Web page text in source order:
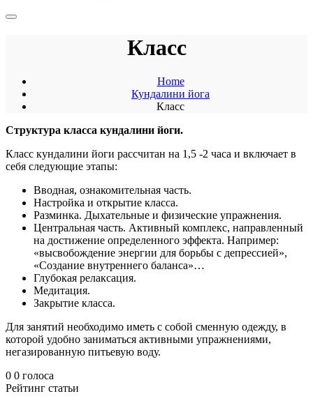
Класс
Home
Кундалини йога
Класс
Структура класса кундалини йоги.
Класс кундалини йоги рассчитан на 1,5 -2 часа и включает в
себя следующие этапы:
Вводная, ознакомительная часть.
Настройка и открытие класса.
Разминка. Дыхательные и физические упражнения.
Центральная часть. Активный комплекс, направленный
на достижение определенного эффекта. Например:
«высвобождение энергии для борьбы с депрессией»,
«Создание внутреннего баланса»…
Глубокая релаксация.
Медитация.
Закрытие класса.
Для занятий необходимо иметь с собой сменную одежду, в
которой удобно заниматься активными упражнениями,
негазированную питьевую воду.
0 0 голоса
Рейтинг статьи